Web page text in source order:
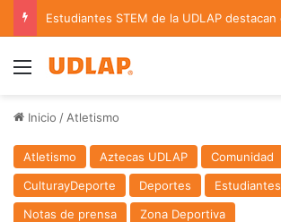
Menu
Inicio / Atletismo
Atletismo Aztecas UDLAP
Comunidad
CulturayDeporte
Deportes
Estudiantes
Notas de prensa
Zona Deportiva